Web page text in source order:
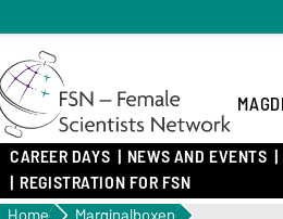
CAREER DAYS NEWS AND EVENTS
REGISTRATION FOR FSN